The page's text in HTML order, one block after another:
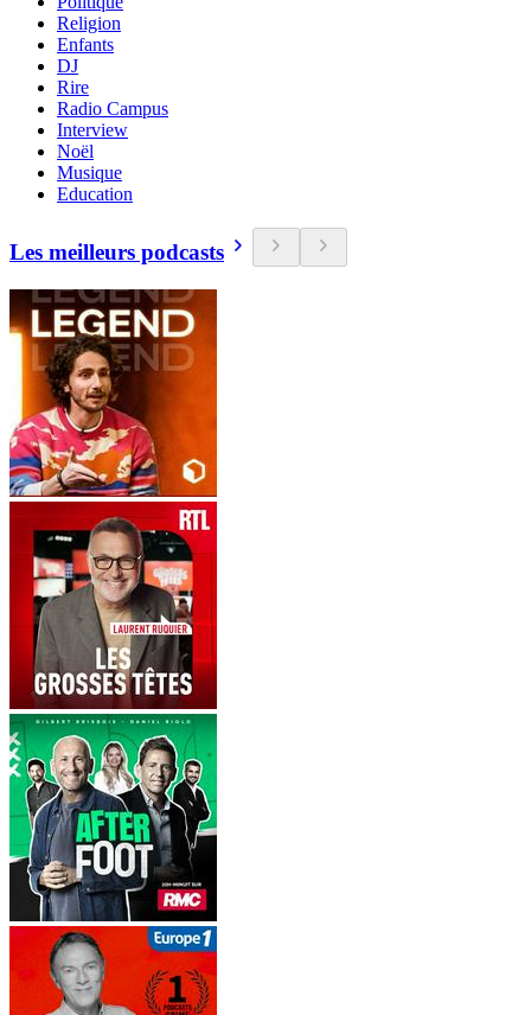
Religion
Enfants
DJ
Rire
Radio Campus
Interview
Noël
Musique
Education
Les meilleurs podcasts